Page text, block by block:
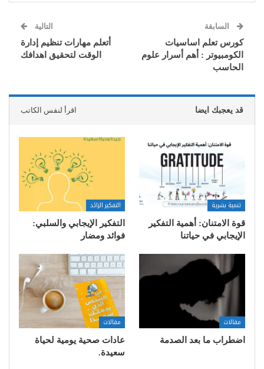
السابقة
كورس تعلم اساسيات
الكومبيوتر : أهم أسرار علوم
الحاسب
التالية
أتعلم مهارات تنظيم إدارة
الوقت لتحقيق اهدافك
قد يعجبك ايضا اقرأ لنفس الكاتب
تنمية بشرية
قوة الامتنان: أهمية التفكير
الإيجابي في حياتنا
التفكير الزائد
التفكير الإيجابي والسلبي:
فوائد ومضار
مقالات
اضطراب ما بعد الصدمة
مقالات
عادات صحية يومية لحياة
سعيدة.